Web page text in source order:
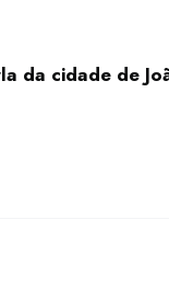
da cidade de